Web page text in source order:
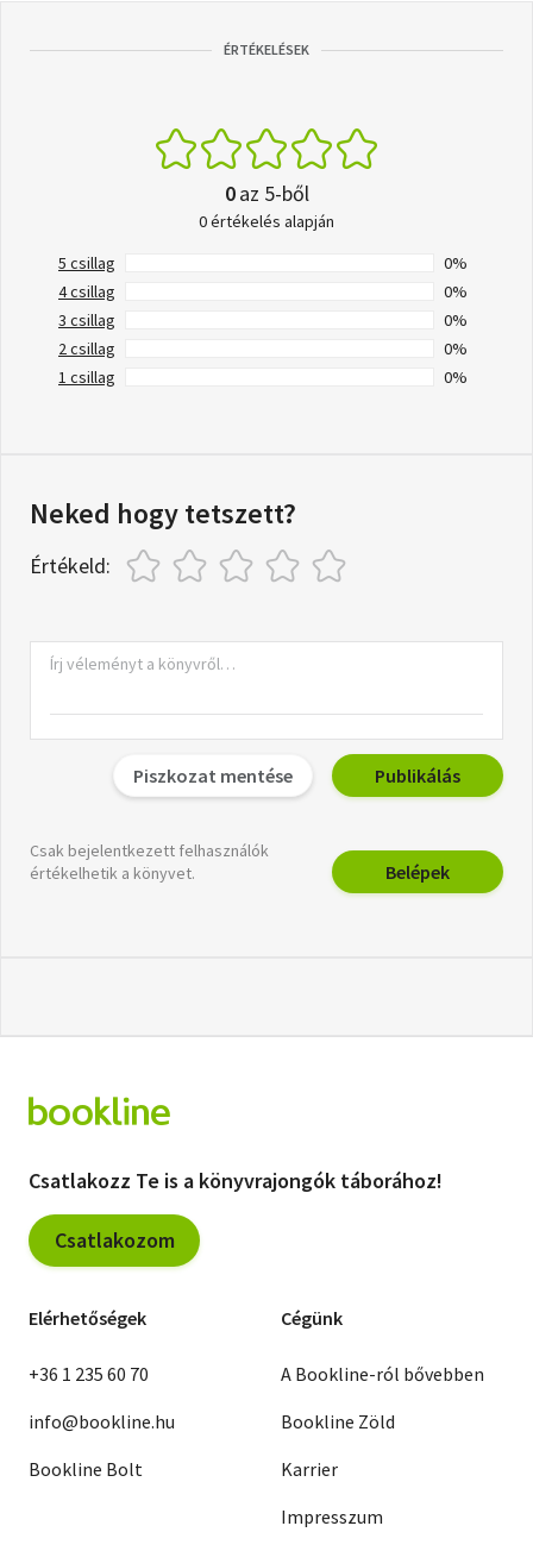
ÉRTÉKELÉSEK
0az 5-ből
0 értékelés alapján
5 csillag
0%
4 csillag
0%
3 csillag
0%
2 csillag
0%
1 csillag
0%
Neked hogy tetszett?
Értékeld:
Piszkozat mentése Publikálás
Csak bejelentkezett felhasználók
értékelhetik a könyvet.
Belépek
Csatlakozz Te is a könyvrajongók táborához!
Csatlakozom
Elérhetőségek
+36 1 235 60 70
info@bookline.hu
Bookline Bolt
Cégünk
A Bookline-ról bővebben
Bookline Zöld
Karrier
Impresszum